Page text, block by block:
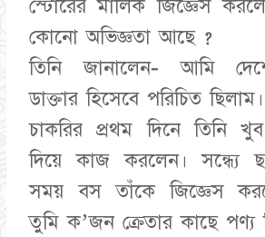
স্টোরের মালিক জিজ্ঞেস
কোনো অভিজ্ঞতা আছে ?
তিনি জানালেন- আমি
ডাক্তার হিসেবে পরিচিত ছিলাম।
চাকরির প্রথম দিনে তিনি
দিয়ে কাজ করলেন। সন্ধ্যে
সময় বস তাঁকে জিজ্ঞেস
তুমি ক’জন ক্রেতার কাছে পণ্য